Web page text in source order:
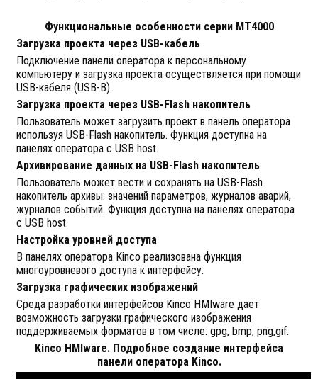
Функциональные особенности серии МТ4000
Загрузка проекта через USB-кабель
Подключение панели оператора к персональному
компьютеру и загрузка проекта осуществляется при помощи
USB-кабеля (USB-B).
Загрузка проекта через USB-Flash накопитель
Пользователь может загрузить проект в панель оператора
используя USB-Flash накопитель. Функция доступна на
панелях оператора с USB host.
Архивирование данных на USB-Flash накопитель
Пользователь может вести и сохранять на USB-Flash
накопитель архивы: значений параметров, журналов аварий,
журналов событий. Функция доступна на панелях оператора
с USB host.
Настройка уровней доступа
В панелях оператора Kinco реализована функция
многоуровневого доступа к интерфейсу.
Загрузка графических изображений
Среда разработки интерфейсов Kinco HMIware дает
возможность загрузки графического изображения
поддерживаемых форматов в том числе: gpg, bmp, png,gif.
Kinco HMIware. Подробное создание интерфейса
панели оператора Kinco.